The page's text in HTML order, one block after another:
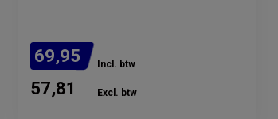
69,95 Incl. btw
57,81 Excl. btw